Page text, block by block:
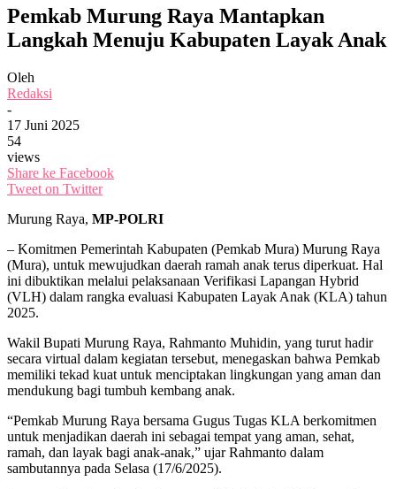
Pemkab Murung Raya Mantapkan
Langkah Menuju Kabupaten Layak Anak
Oleh
Redaksi
-
17 Juni 2025
54
views
Share ke Facebook
Tweet on Twitter
Murung Raya, MP-POLRI
– Komitmen Pemerintah Kabupaten (Pemkab Mura) Murung Raya
(Mura), untuk mewujudkan daerah ramah anak terus diperkuat. Hal
ini dibuktikan melalui pelaksanaan Verifikasi Lapangan Hybrid
(VLH) dalam rangka evaluasi Kabupaten Layak Anak (KLA) tahun
2025.
Wakil Bupati Murung Raya, Rahmanto Muhidin, yang turut hadir
secara virtual dalam kegiatan tersebut, menegaskan bahwa Pemkab
memiliki tekad kuat untuk menciptakan lingkungan yang aman dan
mendukung bagi tumbuh kembang anak.
“Pemkab Murung Raya bersama Gugus Tugas KLA berkomitmen
untuk menjadikan daerah ini sebagai tempat yang aman, sehat,
ramah, dan layak bagi anak-anak,” ujar Rahmanto dalam
sambutannya pada Selasa (17/6/2025).